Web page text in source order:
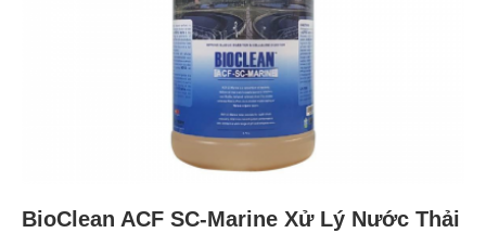
BioClean ACF SC-Marine Xử Lý Nước Thải